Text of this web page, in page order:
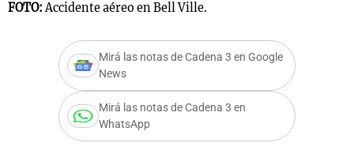
FOTO:Accidente aéreo en Bell Ville.
Mirá las notas de Cadena 3 en Google
News
Mirá las notas de Cadena 3 en
WhatsApp